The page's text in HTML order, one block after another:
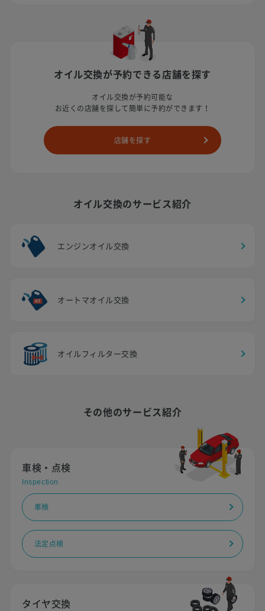
オイル交換が予約できる店舗を探す
オイル交換が予約可能な
お近くの店舗を探して簡単に予約ができます！
店舗を探す
オイル交換のサービス紹介
エンジンオイル交換
オートマオイル交換
オイルフィルター交換
その他のサービス紹介
車検・点検
Inspection
車検
法定点検
タイヤ交換